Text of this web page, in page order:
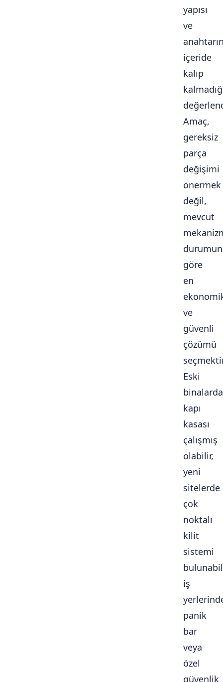
yapısı
ve
içeride
kalıp
Amaç,
gereksiz
parça
değişimi
önermek
değil,
mevcut
göre
en
ve
güvenli
çözümü
Eski
binalarda
kapı
kasası
çalışmış
olabilir,
yeni
sitelerde
çok
noktalı
kilit
sistemi
iş
panik
bar
veya
özel
güvenlik